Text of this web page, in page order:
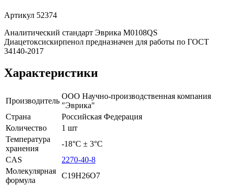
Артикул 52374
Аналитический стандарт Эврика M0108QS
Диацетоксискирпенол предназначен для работы по ГОСТ
34140-2017
Характеристики
Производитель
ООО Научно-производственная компания
"Эврика"
Страна
Российская Федерация
Количество
1 шт
Температура
хранения
-18°С ± 3°С
CAS
2270-40-8
Молекулярная
формула
C19H26O7